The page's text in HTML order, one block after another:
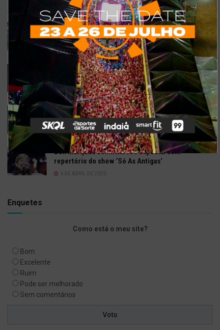
COMMENTS RECENTES
Confira a programação completa do São João de
Maracanaú 2022
19 DE JULHO DE 2022
Confira 5 restaurantes temáticos em Fortaleza
para visitar neste feriado
6 DE SETEMBRO DE 2021
Gusttavo Lima inicia venda de ingressos para
festival em navio luxuoso; saiba mais
9 DE JULHO DE 2021
Bell Marques confirma live especial com
repertório do show ‘Só As Antigas’
6 DE ABRIL DE 2020
Enquetes
Como está o meu site?
Bom
Excelente
Ruim
Pode ser melhorado
Sem comentários